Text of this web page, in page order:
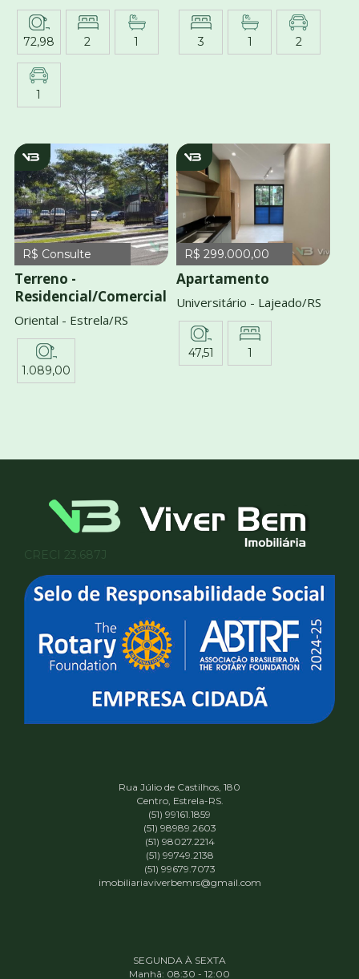
72,98 2 1
1
3 1 2
v962
R$ Consulte
Terreno -
Residencial/Comercial
Oriental - Estrela/RS
1.089,00
V3899
R$ 299.000,00
Apartamento
Universitário - Lajeado/RS
47,51 1
CRECI 23.687J
Rua Júlio de Castilhos, 180
Centro, Estrela-RS.
(51) 99161.1859
(51) 98989.2603
(51) 98027.2214
(51) 99749.2138
(51) 99679.7073
imobiliariaviverbemrs@gmail.com
SEGUNDA À SEXTA
Manhã: 08:30 - 12:00